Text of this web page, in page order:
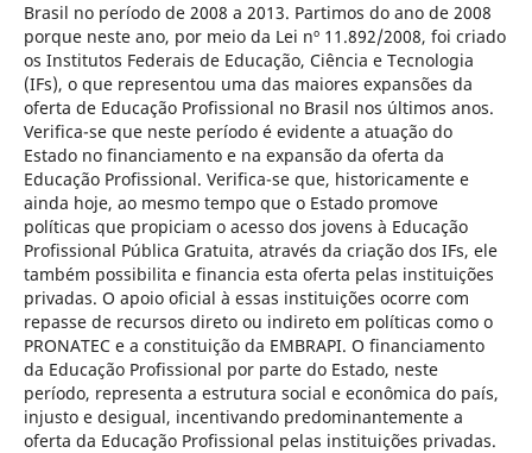
Brasil no período de 2008 a 2013. Partimos do ano de 2008
porque neste ano, por meio da Lei nº 11.892/2008, foi criado
os Institutos Federais de Educação, Ciência e Tecnologia
(IFs), o que representou uma das maiores expansões da
oferta de Educação Profissional no Brasil nos últimos anos.
Verifica-se que neste período é evidente a atuação do
Estado no financiamento e na expansão da oferta da
Educação Profissional. Verifica-se que, historicamente e
ainda hoje, ao mesmo tempo que o Estado promove
políticas que propiciam o acesso dos jovens à Educação
Profissional Pública Gratuita, através da criação dos IFs, ele
também possibilita e financia esta oferta pelas instituições
privadas. O apoio oficial à essas instituições ocorre com
repasse de recursos direto ou indireto em políticas como o
PRONATEC e a constituição da EMBRAPI. O financiamento
da Educação Profissional por parte do Estado, neste
período, representa a estrutura social e econômica do país,
injusto e desigual, incentivando predominantemente a
oferta da Educação Profissional pelas instituições privadas.